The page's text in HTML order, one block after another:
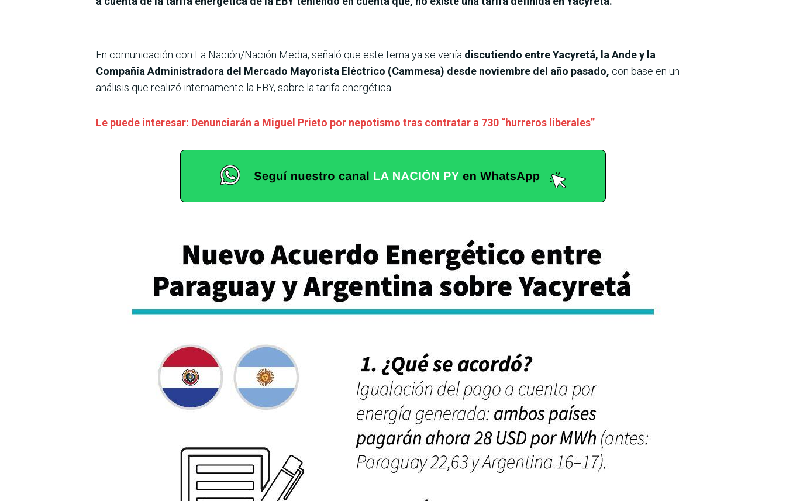
En comunicación con La Nación/Nación Media, señaló que este tema ya se venía discutiendo entre Yacyretá, la Ande y la
Compañía Administradora del Mercado Mayorista Eléctrico (Cammesa) desde noviembre del año pasado, con base en un
análisis que realizó internamente la EBY, sobre la tarifa energética.
Le puede interesar: Denunciarán a Miguel Prieto por nepotismo tras contratar a 730 “hurreros liberales”